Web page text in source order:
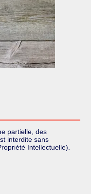
partielle, des
interdite sans
Intellectuelle).